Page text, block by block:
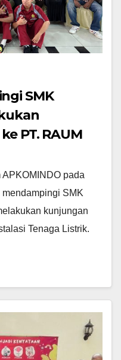
SMK
PT. RAUM
pada
SMK
kunjungan
Tenaga Listrik.